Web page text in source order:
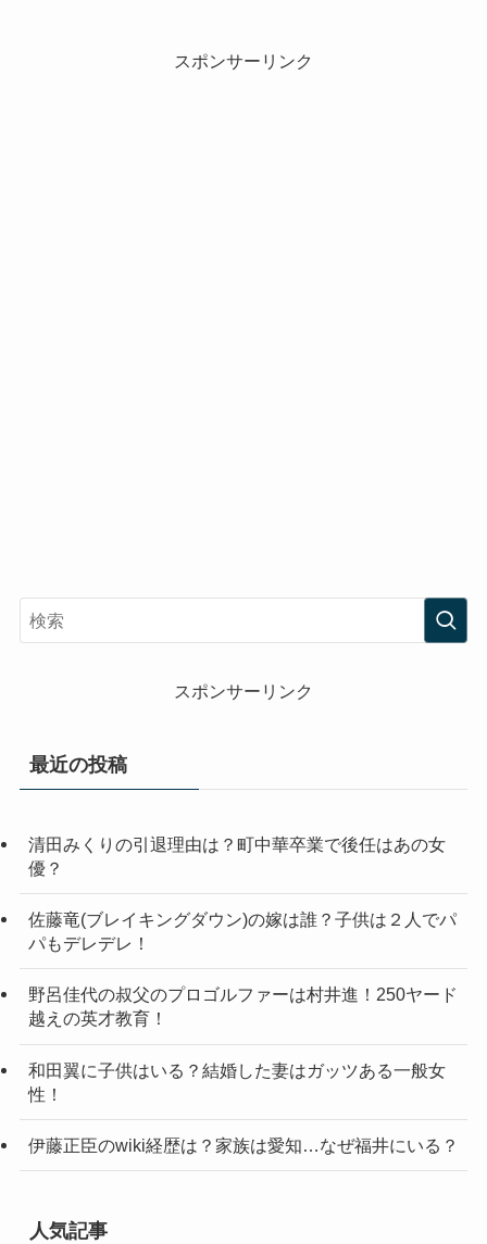
スポンサーリンク
スポンサーリンク
最近の投稿
清田みくりの引退理由は？町中華卒業で後任はあの女
優？
佐藤竜(ブレイキングダウン)の嫁は誰？子供は２人でパ
パもデレデレ！
野呂佳代の叔父のプロゴルファーは村井進！250ヤード
越えの英才教育！
和田翼に子供はいる？結婚した妻はガッツある一般女
性！
伊藤正臣のwiki経歴は？家族は愛知…なぜ福井にいる？
人気記事